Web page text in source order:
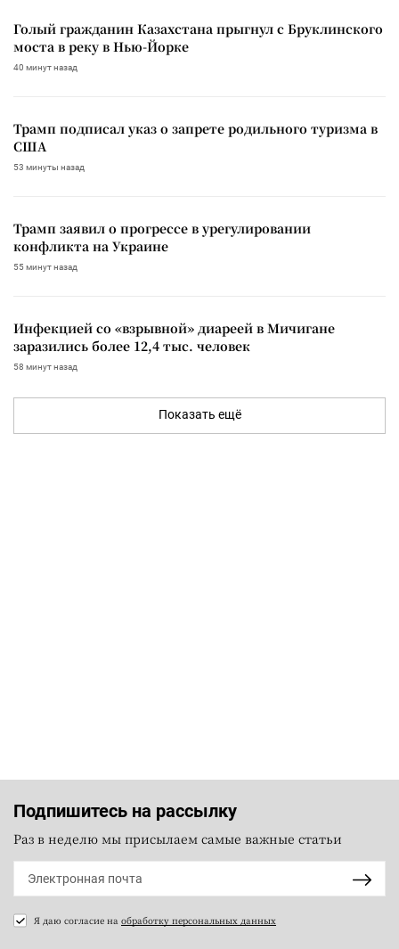
Голый гражданин Казахстана прыгнул с Бруклинского
моста в реку в Нью-Йорке
40 минут назад
Трамп подписал указ о запрете родильного туризма в
США
53 минуты назад
Трамп заявил о прогрессе в урегулировании
конфликта на Украине
55 минут назад
Инфекцией со «взрывной» диареей в Мичигане
заразились более 12,4 тыс. человек
58 минут назад
Показать ещё
Подпишитесь на рассылку
Раз в неделю мы присылаем самые важные статьи
Я даю согласие на обработку персональных данных